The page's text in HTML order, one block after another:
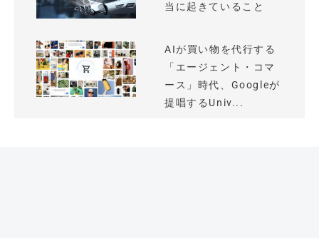
当に起きていること
AIが買い物を代行する
「エージェント・コマ
ース」時代、Googleが
提唱するUniv...